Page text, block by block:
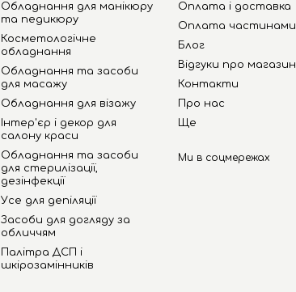
Обладнання для манікюру
та педикюру
Косметологічне
обладнання
Обладнання та засоби
для масажу
Обладнання для візажу
Інтер'єр і декор для
салону краси
Обладнання та засоби
для стерилізації,
дезінфекції
Усе для депіляції
Засоби для догляду за
обличчям
Палітра ДСП і
шкірозамінників
Оплата і доставка
Оплата частинами
Блог
Відгуки про магазин
Контакти
Про нас
Ще
Ми в соцмережах